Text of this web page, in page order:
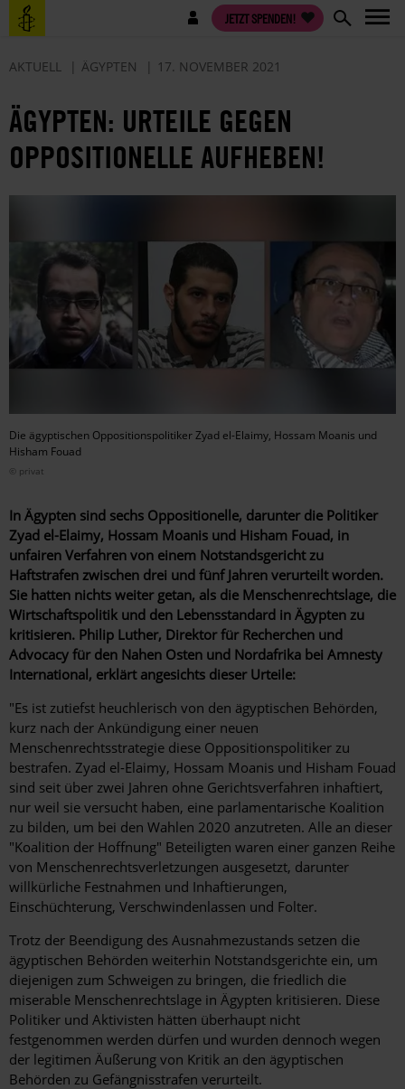
Direkt
zum
Benutzermenü JETZT SPENDEN!
AKTUELL ÄGYPTEN 17. NOVEMBER 2021
ÄGYPTEN: URTEILE GEGEN
OPPOSITIONELLE AUFHEBEN!
Die ägyptischen Oppositionspolitiker Zyad el-Elaimy, Hossam Moanis und
Hisham Fouad
© privat
In Ägypten sind sechs Oppositionelle, darunter die Politiker
Zyad el-Elaimy, Hossam Moanis und Hisham Fouad, in
unfairen Verfahren von einem Notstandsgericht zu
Haftstrafen zwischen drei und fünf Jahren verurteilt worden.
Sie hatten nichts weiter getan, als die Menschenrechtslage, die
Wirtschaftspolitik und den Lebensstandard in Ägypten zu
kritisieren. Philip Luther, Direktor für Recherchen und
Advocacy für den Nahen Osten und Nordafrika bei Amnesty
International, erklärt angesichts dieser Urteile:
"Es ist zutiefst heuchlerisch von den ägyptischen Behörden,
kurz nach der Ankündigung einer neuen
Menschenrechtsstrategie diese Oppositionspolitiker zu
bestrafen. Zyad el-Elaimy, Hossam Moanis und Hisham Fouad
sind seit über zwei Jahren ohne Gerichtsverfahren inhaftiert,
nur weil sie versucht haben, eine parlamentarische Koalition
zu bilden, um bei den Wahlen 2020 anzutreten. Alle an dieser
"Koalition der Hoffnung" Beteiligten waren einer ganzen Reihe
von Menschenrechtsverletzungen ausgesetzt, darunter
willkürliche Festnahmen und Inhaftierungen,
Einschüchterung, Verschwindenlassen und Folter.
Trotz der Beendigung des Ausnahmezustands setzen die
ägyptischen Behörden weiterhin Notstandsgerichte ein, um
diejenigen zum Schweigen zu bringen, die friedlich die
miserable Menschenrechtslage in Ägypten kritisieren. Diese
Politiker und Aktivisten hätten überhaupt nicht
festgenommen werden dürfen und wurden dennoch wegen
der legitimen Äußerung von Kritik an den ägyptischen
Behörden zu Gefängnisstrafen verurteilt.